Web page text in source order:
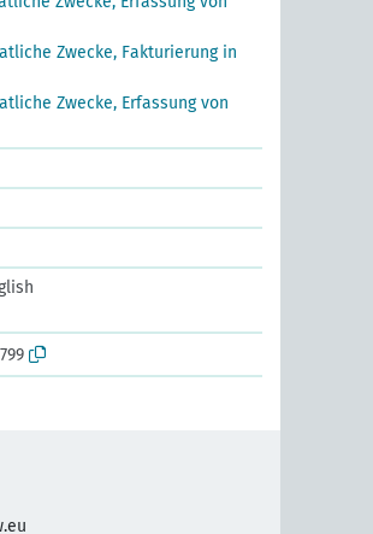
Zwecke, Fakturierung in
Zwecke, Erfassung von